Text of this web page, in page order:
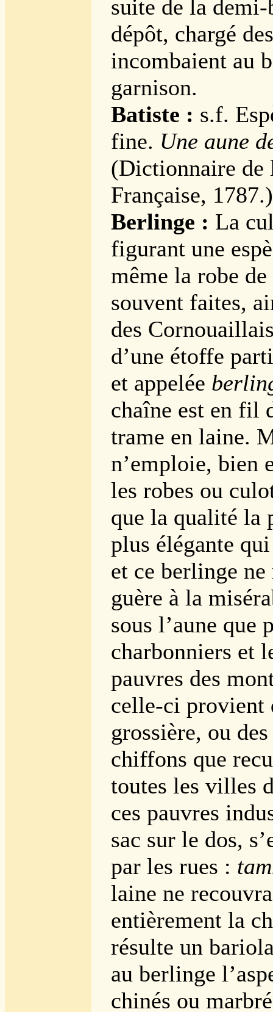
suite de la
dépôt, chargé
incombaient au
garnison.
Batiste : s.f.
fine. Une aune
(Dictionnaire
Française, 1787.)
Berlinge : La
figurant une
même la robe
souvent faites,
des
d’une étoffe
et appelée
chaîne est en fil
trame en laine.
n’emploie, bien
les robes ou
que la qualité la
plus élégante
et ce berlinge ne
guère à la
sous l’aune que
charbonniers et
pauvres des
celle-ci provient
grossière, ou
chiffons que
toutes les villes
ces pauvres
sac sur le dos,
par les rues :
laine ne
entièrement la
résulte un
au berlinge
chinés ou